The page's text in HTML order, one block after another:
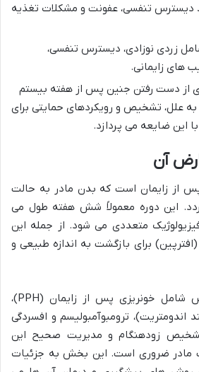
دیسترس تنفسی، عفونت و مشکلات تغذیه
زردی نوزادی، دیسترس تنفسی،
های زایمانی.
از دست رفتن جنین پس از هفته بیستم
علل، تشخیص و رویکردهای حمایتی برای
این ضایعه می پردازد.
آن
پس از زایمان است که بدن مادر به حالت
این دوره معمولاً شش هفته طول می
متعددی می شود. از جمله این
برای بازگشت به اندازه طبیعی و
عوارض شایع دوره نفاس شامل خونریزی پس از زایمان (PPH)،
ترومبوآمبولیسم و افسردگی
زودهنگام و مدیریت صحیح این
مادر ضروری است. این بخش به جزئیات